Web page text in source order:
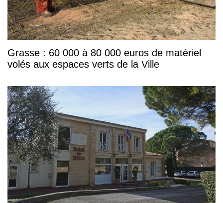
Grasse : 60 000 à 80 000 euros de matériel
volés aux espaces verts de la Ville